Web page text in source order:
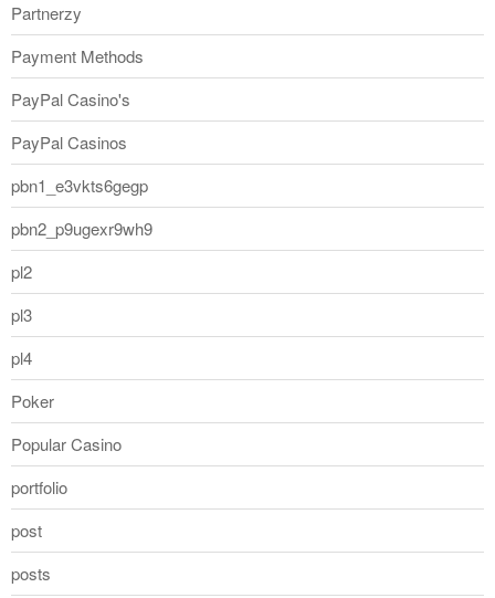
Partnerzy
Payment Methods
PayPal Casino's
PayPal Casinos
pbn1_e3vkts6gegp
pbn2_p9ugexr9wh9
pl2
pl3
pl4
Poker
Popular Casino
portfolio
post
posts